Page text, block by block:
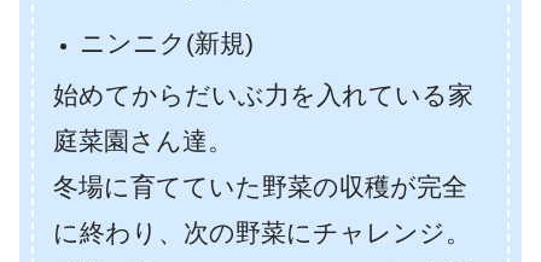
ニンニク(新規)
始めてからだいぶ力を入れている家
庭菜園さん達。
冬場に育てていた野菜の収穫が完全
に終わり、次の野菜にチャレンジ。